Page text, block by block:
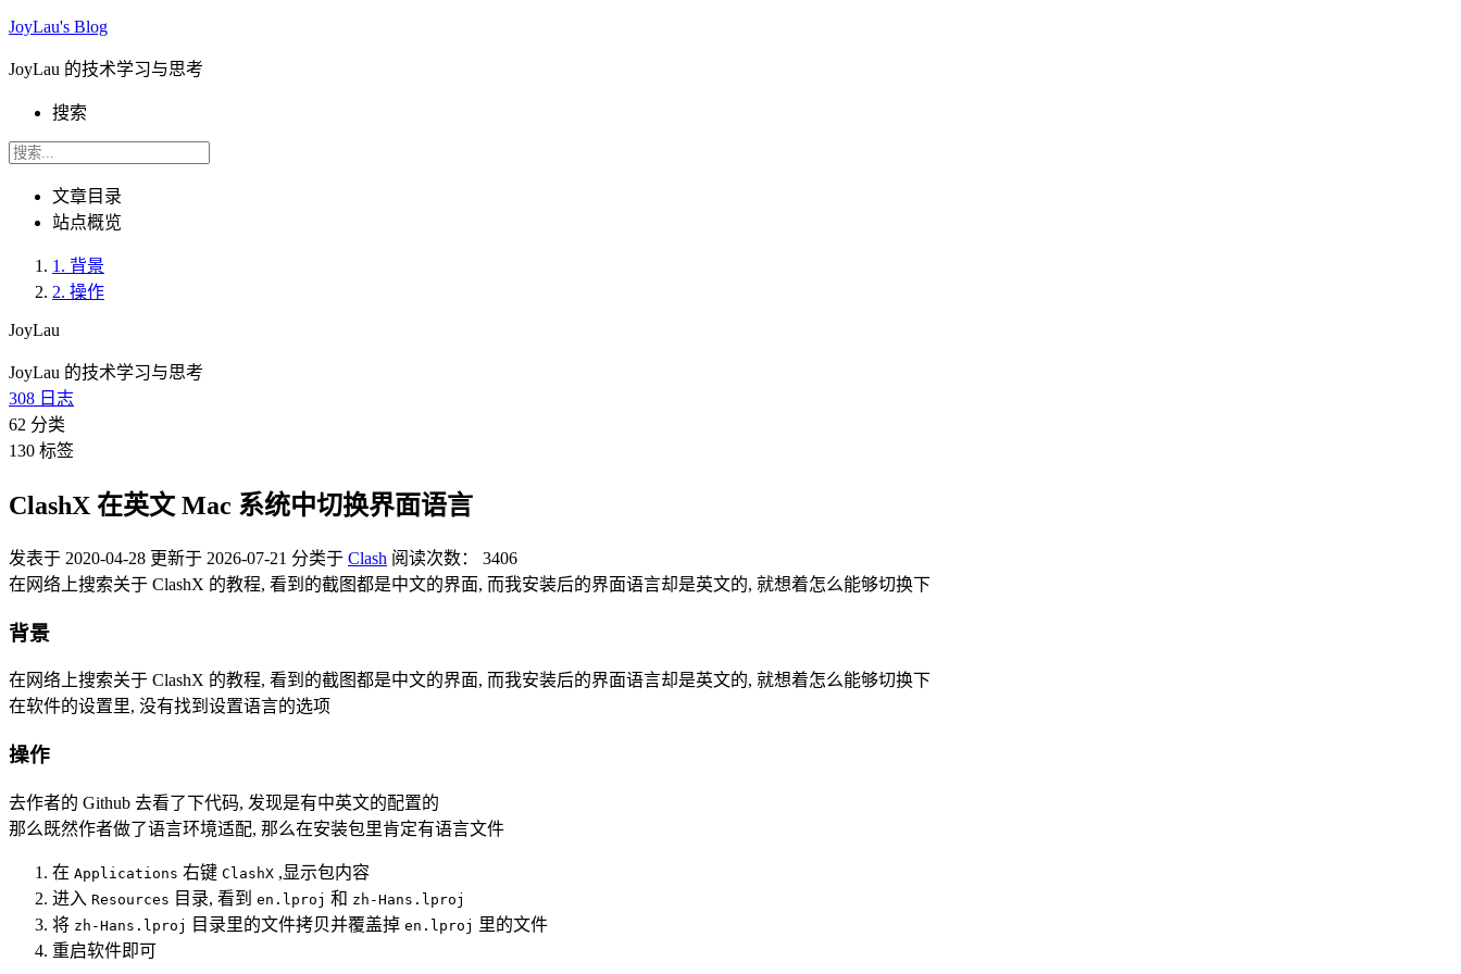
JoyLau's Blog
JoyLau 的技术学习与思考
搜索
文章目录
站点概览
1. 背景
2. 操作
JoyLau
JoyLau 的技术学习与思考
308 日志
62 分类
130 标签
ClashX 在英文 Mac 系统中切换界面语言
发表于 2020-04-28 更新于 2026-07-21 分类于 Clash 阅读次数：
3406
在网络上搜索关于 ClashX 的教程, 看到的截图都是中文的界面, 而我安装后的界面语言却是英文的, 就想着怎么能够切换下
背景
在网络上搜索关于 ClashX 的教程, 看到的截图都是中文的界面, 而我安装后的界面语言却是英文的, 就想着怎么能够切换下
在软件的设置里, 没有找到设置语言的选项
操作
去作者的 Github 去看了下代码, 发现是有中英文的配置的
那么既然作者做了语言环境适配, 那么在安装包里肯定有语言文件
在 Applications 右键 ClashX ,显示包内容
进入 Resources 目录, 看到 en.lproj 和 zh-Hans.lproj
将 zh-Hans.lproj 目录里的文件拷贝并覆盖掉 en.lproj 里的文件
重启软件即可